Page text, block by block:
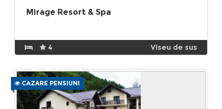
Mirage Resort & Spa
4 Viseu de sus
CAZARE PENSIUNI